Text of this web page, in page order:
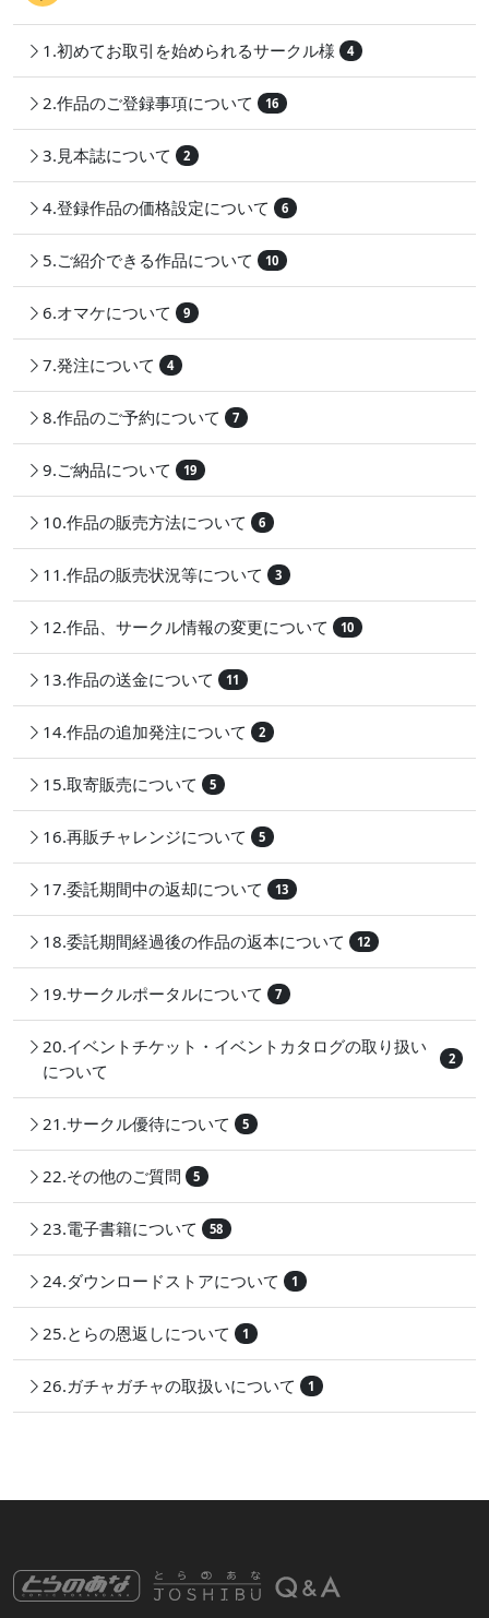
1.初めてお取引を始められるサークル様 4
2.作品のご登録事項について 16
3.見本誌について 2
4.登録作品の価格設定について 6
5.ご紹介できる作品について 10
6.オマケについて 9
7.発注について 4
8.作品のご予約について 7
9.ご納品について 19
10.作品の販売方法について 6
11.作品の販売状況等について 3
12.作品、サークル情報の変更について 10
13.作品の送金について 11
14.作品の追加発注について 2
15.取寄販売について 5
16.再販チャレンジについて 5
17.委託期間中の返却について 13
18.委託期間経過後の作品の返本について 12
19.サークルポータルについて 7
20.イベントチケット・イベントカタログの取り扱い
について
2
21.サークル優待について 5
22.その他のご質問 5
23.電子書籍について 58
24.ダウンロードストアについて 1
25.とらの恩返しについて 1
26.ガチャガチャの取扱いについて 1